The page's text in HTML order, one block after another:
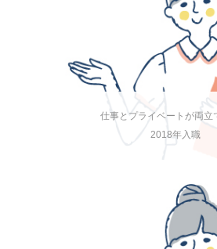
仕事とプライベートが両立
2018年入職